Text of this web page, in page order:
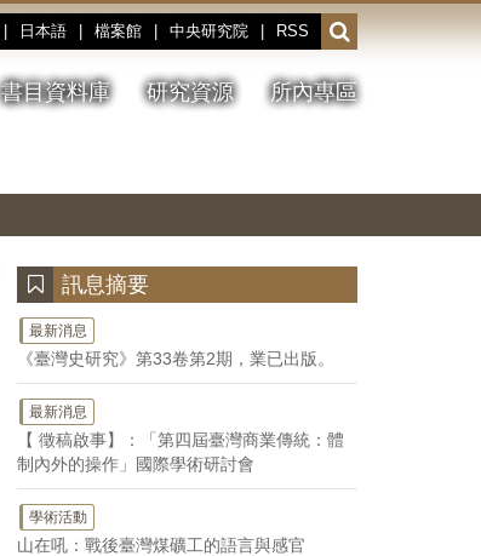
日本語 檔案館 中央研究院 RSS
開
啟
或
收
書目資料庫 研究資源 所內專區
停、
圖
圖
結
訊息摘要
最新消息
《臺灣史研究》第33卷第2期，業已出版。
最新消息
【 徵稿啟事】：「第四屆臺灣商業傳統：體
制內外的操作」國際學術研討會
學術活動
山在吼：戰後臺灣煤礦工的語言與感官